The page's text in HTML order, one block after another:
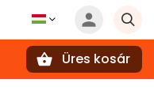
Üres kosár